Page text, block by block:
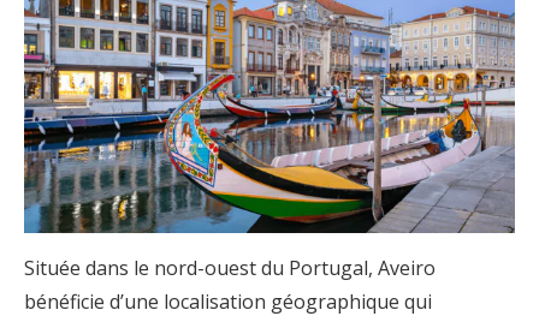
Située dans le nord-ouest du Portugal, Aveiro
bénéficie d’une localisation géographique qui